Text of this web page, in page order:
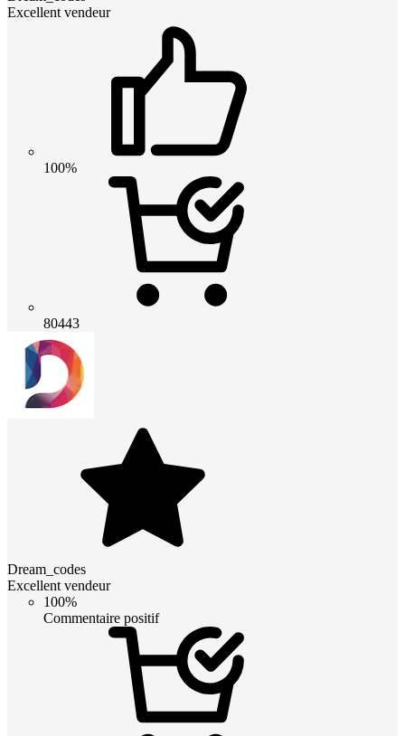
Excellent vendeur
100%
80443
Dream_codes
Excellent vendeur
100%
Commentaire positif